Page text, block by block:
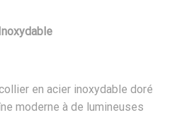
en acier inoxydable doré
moderne à de lumineuses